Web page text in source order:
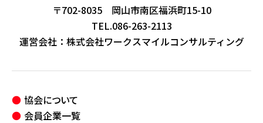
〒702-8035 岡山市南区福浜町15-10
TEL.086-263-2113
運営会社： 株式会社ワークスマイルコンサルティング
協会について
会員企業一覧